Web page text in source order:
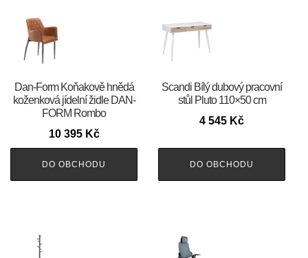
​​​​​Dan-Form Koňakově hnědá
koženková jídelní židle DAN-
FORM Rombo
10 395 Kč
DO OBCHODU
Scandi Bílý dubový pracovní
stůl Pluto 110×50 cm
4 545 Kč
DO OBCHODU